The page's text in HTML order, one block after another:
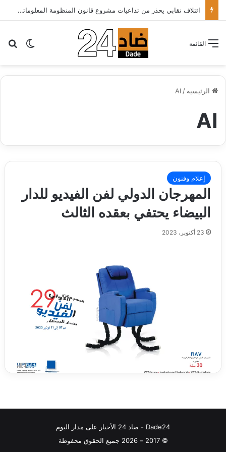
ائتلاف نقابي يحذر من تداعيات مشروع قانون المنظومة المعلوماتية الصحية ويدعو الحكومة إلى إعادة النظر فيه..
الوضع القائمة
الرئيسية /
AI
AI
إعلام وفنون
المهرجان الدولي لفن الفيديو للدار
البيضاء يحتفي بعقده الثالث
23 أكتوبر، 2023
Dade24 - ضاد 24 الأخبار على مدار اليوم
© 2017 – 2026 جميع الحقوق محفوظة